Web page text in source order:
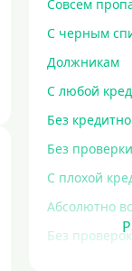
Совсем
С черным
Должникам
С любой
Без
Без
С плохой
Абсолютно
Без проверок